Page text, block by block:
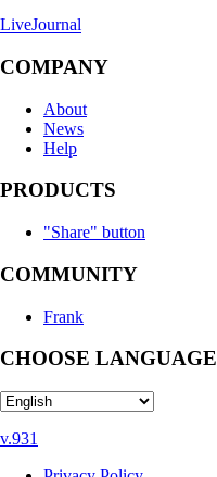
LiveJournal
COMPANY
About
News
Help
PRODUCTS
"Share" button
COMMUNITY
Frank
CHOOSE LANGUAGE
v.931